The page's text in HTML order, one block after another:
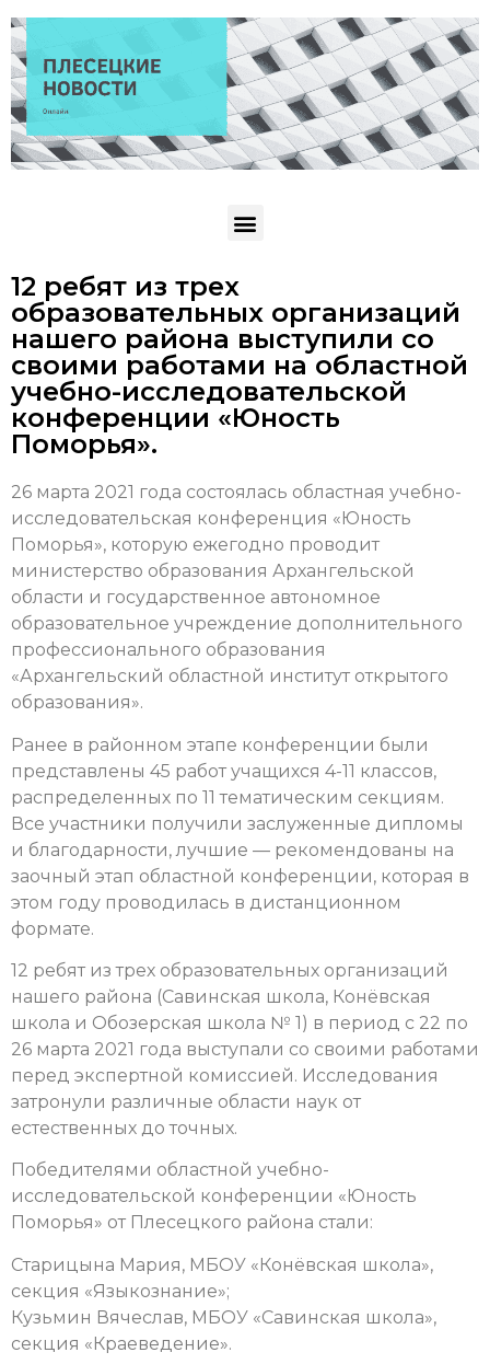
12 ребят из трех
образовательных организаций
нашего района выступили со
своими работами на областной
учебно-исследовательской
конференции «Юность
Поморья».
26 марта 2021 года состоялась областная учебно-
исследовательская конференция «Юность
Поморья», которую ежегодно проводит
министерство образования Архангельской
области и государственное автономное
образовательное учреждение дополнительного
профессионального образования
«Архангельский областной институт открытого
образования».
Ранее в районном этапе конференции были
представлены 45 работ учащихся 4-11 классов,
распределенных по 11 тематическим секциям.
Все участники получили заслуженные дипломы
и благодарности, лучшие — рекомендованы на
заочный этап областной конференции, которая в
этом году проводилась в дистанционном
формате.
12 ребят из трех образовательных организаций
нашего района (Савинская школа, Конёвская
школа и Обозерская школа № 1) в период с 22 по
26 марта 2021 года выступали со своими работами
перед экспертной комиссией. Исследования
затронули различные области наук от
естественных до точных.
Победителями областной учебно-
исследовательской конференции «Юность
Поморья» от Плесецкого района стали:
Старицына Мария, МБОУ «Конёвская школа»,
секция «Языкознание»;
Кузьмин Вячеслав, МБОУ «Савинская школа»,
секция «Краеведение».